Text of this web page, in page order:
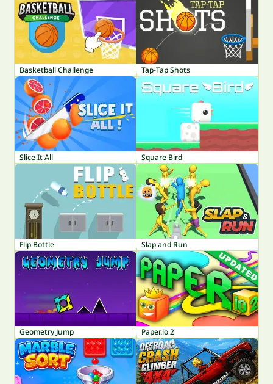
Basketball Challenge Tap-Tap Shots
Slice It All Square Bird
Flip Bottle Slap and Run
Geometry Jump Paper.io 2